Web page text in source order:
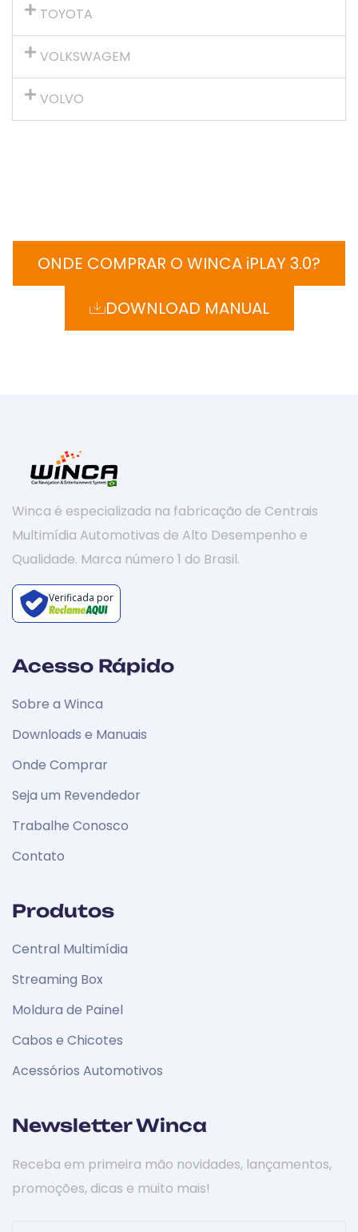
TOYOTA
VOLKSWAGEM
VOLVO
ONDE COMPRAR O WINCA iPLAY 3.0?
DOWNLOAD MANUAL
Winca é especializada na fabricação de Centrais
Multimídia Automotivas de Alto Desempenho e
Qualidade. Marca número 1 do Brasil.
Verificada por
Acesso Rápido
Sobre a Winca
Downloads e Manuais
Onde Comprar
Seja um Revendedor
Trabalhe Conosco
Contato
Produtos
Central Multimídia
Streaming Box
Moldura de Painel
Cabos e Chicotes
Acessórios Automotivos
Newsletter Winca
Receba em primeira mão novidades, lançamentos,
promoções, dicas e muito mais!